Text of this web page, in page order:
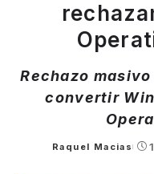
Rechazo
convertir
Posted
Raquel Macias